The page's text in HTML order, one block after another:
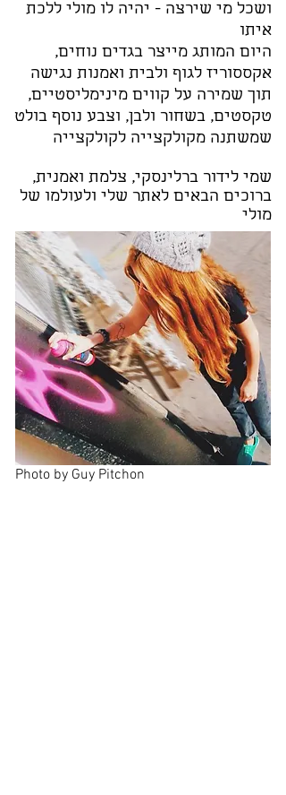
ושכל מי שירצה - יהיה לו מולי ללכת
איתו
היום המותג מייצר בגדים נוחים,
אקססוריז לגוף ולבית ואמנות נגישה
תוך שמירה על קווים מינימליסטיים,
טקסטים, בשחור ולבן, וצבע נוסף בולט
שמשתנה מקולקצייה לקולקצייה
שמי לידור ברלינסקי, צלמת ואמנית,
ברוכים הבאים לאתר שלי ולעולמו של
מולי
Photo by Guy Pitchon